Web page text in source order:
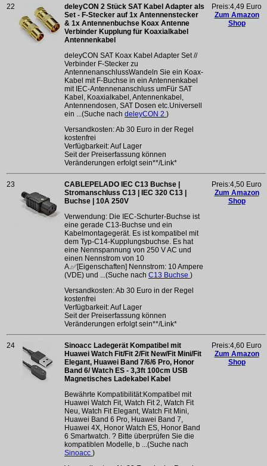
22
deleyCON 2 Stück SAT Kabel Adapter als
Set - F-Stecker auf 1x Antennenstecker
& 1x Antennenbuchse Koax Antenne
Verbinder Kupplung für Koaxialkabel
Antennenkabel
deleyCON SAT Koax Kabel Adapter Set //
Verbinder F-Stecker zu
AntennenanschlussWandeln Sie ein Koax-
Kabel mit F-Buchse in ein Antennenkabel
mit IEC-Antennenanschluss umFür SAT
Kabel, Koaxialkabel, Antennenkabel,
Antennendosen, SAT Dosen etc.Universell
ein ...(Suche nach deleyCON 2 )
Versandkosten: Ab 30 Euro in der Regel
kostenfrei
Verfügbarkeit: Auf Lager
Seit der Preiserfassung können
Veränderungen erfolgt sein**/Link*
Preis:4,49 Euro
Zum Amazon
Shop
23
CABLEPELADO IEC C13 Buchse |
Stromanschluss C13 | IEC 320 C13 |
Buchse | 10A 250V
Verwendung: Die IEC-Schurter-Buchse ist
eine gerade C13-Buchse und ein
Kabelmontagegerät. Es ist kompatibel mit
dem Typ-C14-Kupplungsbuchse. Es hat
eine Nennspannung von 250 V AC und
einen Nennstrom von 10
A.✅[Eigenschaften] Nennstrom: 10 Ampere
(VDE) und ...(Suche nach C13 Buchse )
Versandkosten: Ab 30 Euro in der Regel
kostenfrei
Verfügbarkeit: Auf Lager
Seit der Preiserfassung können
Veränderungen erfolgt sein**/Link*
Preis:4,50 Euro
Zum Amazon
Shop
24
Sinoacc Ladegerät Kompatibel mit
Huawei Watch Fit/Fit 2/Fit New/Fit Mini/Fit
Elegant, Huawei Band 7/6/6 Pro, Honor
Band 6/ Watch ES - 3,3ft 100cm USB
Magnetisches Ladekabel Kabel
Bewährte Kompatibilität:Kompatibel mit
Huawei Watch Fit, Watch Fit 2, Watch Fit
Neu, Watch Fit Elegant, Watch Fit Mini,
Huawei Band 6 Pro, Huawei Band 7,
Huawei 4X, Honor Watch ES, Honor Band
6 Smartwatch. ? Bitte überprüfen Sie die
kompatiblen Modelle, b ...(Suche nach
Sinoacc )
Preis:4,60 Euro
Zum Amazon
Shop